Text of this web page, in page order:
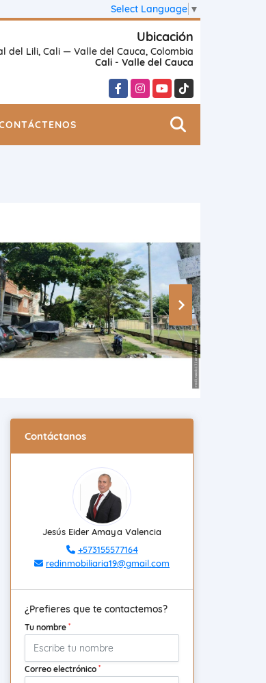
Select Language ▼
Ubicación
del Lili, Cali — Valle del Cauca, Colombia
Cali - Valle del Cauca
FacebookInstagramYouTubeTikTok
Contáctanos
Jesús Eider Amaya Valencia
+573155577164
redinmobiliaria19@gmail.com
¿Prefieres que te contactemos?
Tu nombre *
Correo electrónico *